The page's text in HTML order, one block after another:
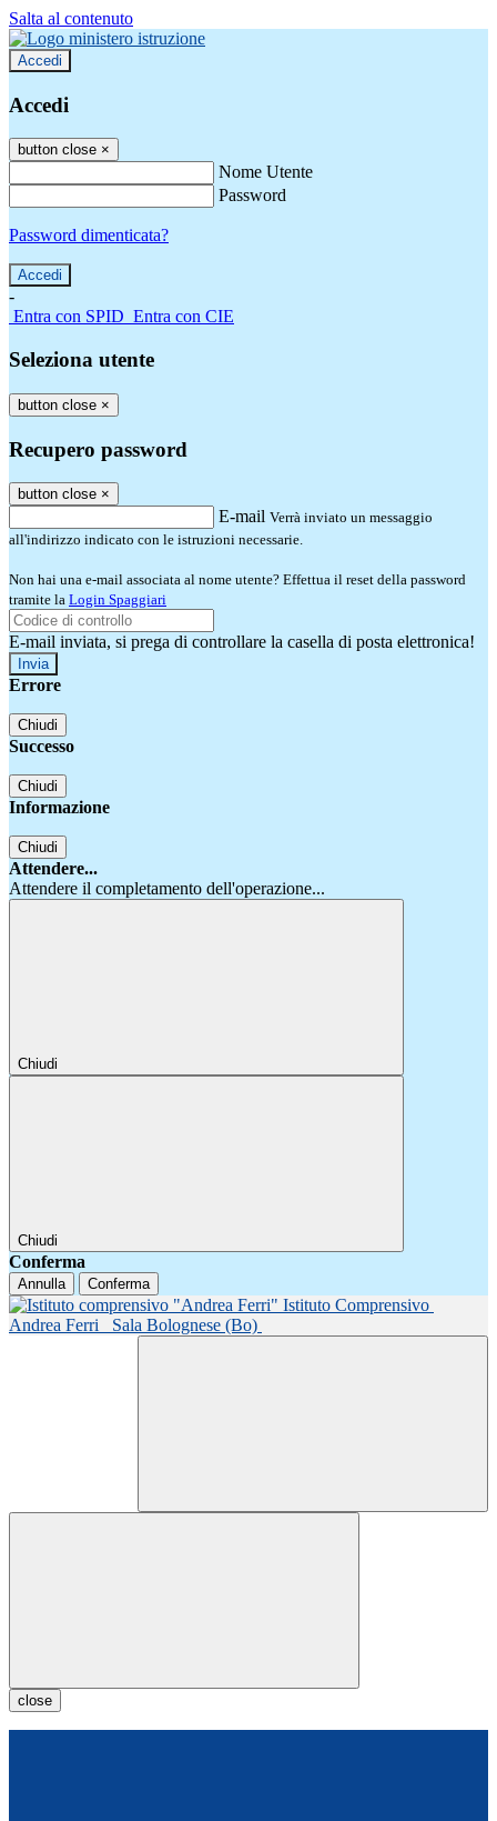
Salta al contenuto
Accedi
Accedi
button close ×
Nome Utente
Password
Password dimenticata?
-
Entra con SPID Entra con CIE
Seleziona utente
button close ×
Recupero password
button close ×
E-mail Verrà inviato un messaggio
all'indirizzo indicato con le istruzioni necessarie.
Non hai una e-mail associata al nome utente? Effettua il reset della password
tramite la Login Spaggiari
E-mail inviata, si prega di controllare la casella di posta elettronica!
Errore
Chiudi
Successo
Chiudi
Informazione
Chiudi
Attendere...
Attendere il completamento dell'operazione...
Chiudi
Chiudi
Conferma
Annulla Conferma
Istituto Comprensivo
Andrea Ferri
Sala Bolognese (Bo)
close